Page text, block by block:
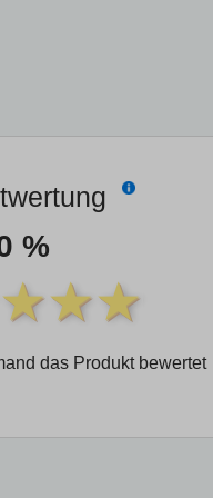
%
das Produkt bewertet